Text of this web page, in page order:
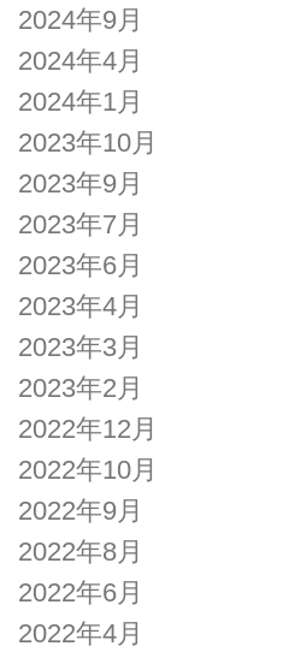
2024年9月
2024年4月
2024年1月
2023年10月
2023年9月
2023年7月
2023年6月
2023年4月
2023年3月
2023年2月
2022年12月
2022年10月
2022年9月
2022年8月
2022年6月
2022年4月